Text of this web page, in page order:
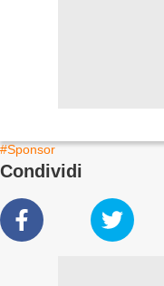
#Sponsor
Condividi